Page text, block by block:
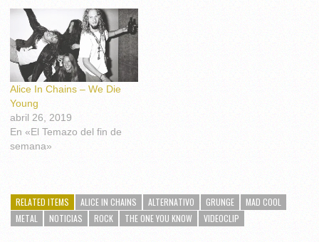
Alice In Chains – We Die
Young
abril 26, 2019
En «El Temazo del fin de
semana»
RELATED ITEMS ALICE IN CHAINS ALTERNATIVO GRUNGE
MAD COOL
METAL
NOTICIAS ROCK THE ONE YOU KNOW VIDEOCLIP